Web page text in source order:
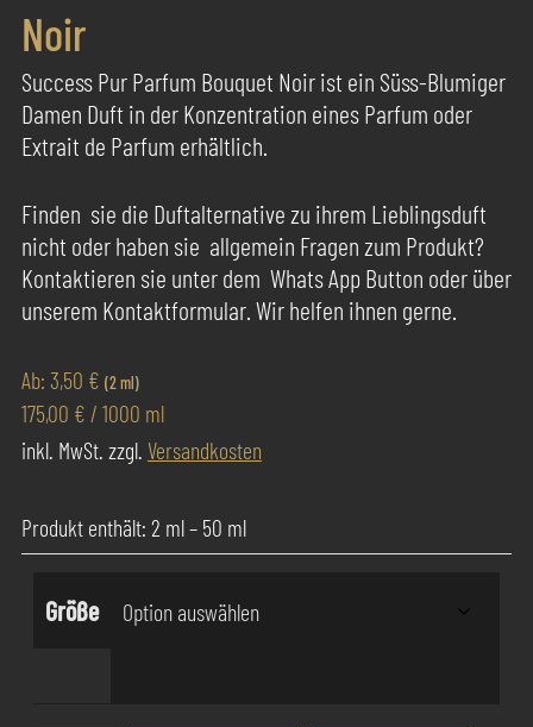
Noir
Success Pur Parfum Bouquet Noir ist ein Süss-Blumiger
Damen Duft in der Konzentration eines Parfum oder
Extrait de Parfum erhältlich.
Finden sie die Duftalternative zu ihrem Lieblingsduft
nicht oder haben sie allgemein Fragen zum Produkt?
Kontaktieren sie unter dem Whats App Button oder über
unserem Kontaktformular. Wir helfen ihnen gerne.
Ab: 3,50 € (2 ml)
175,00 € / 1000 ml
inkl. MwSt. zzgl. Versandkosten
Produkt enthält: 2 ml– 50 ml
Größe